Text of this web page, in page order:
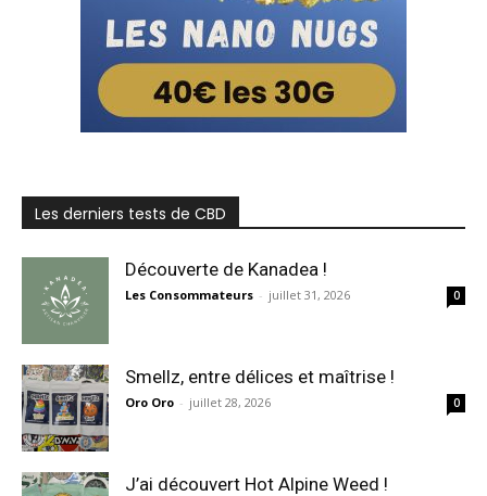
Les derniers tests de CBD
Découverte de Kanadea !
Les Consommateurs - juillet 31, 2026 0
Smellz, entre délices et maîtrise !
Oro Oro - juillet 28, 2026 0
J’ai découvert Hot Alpine Weed !